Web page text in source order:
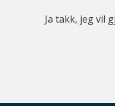
Ja takk, jeg vil